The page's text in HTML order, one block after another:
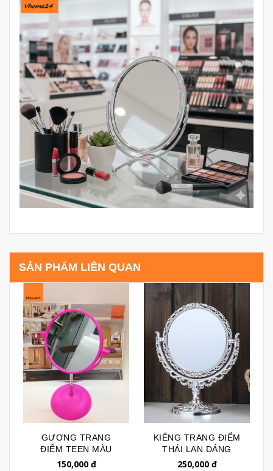
SẢN PHẨM LIÊN QUAN
GƯƠNG TRANG
ĐIỂM TEEN MÀU
HỒNG 098
150,000đ
KIẾNG TRANG ĐIỂM
THÁI LAN DÁNG
TRÒN MẠ BẠC 043
250,000đ